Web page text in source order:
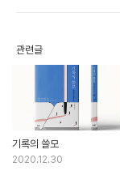
관련글
기록의 쓸모
2020.12.30